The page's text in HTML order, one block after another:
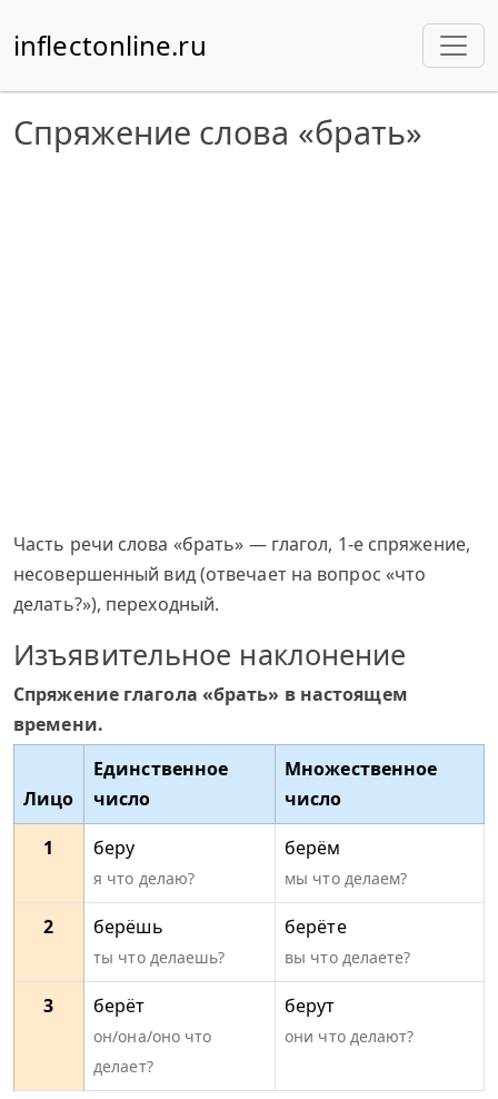
inflectonline.ru
Спряжение слова «брать»
Часть речи слова «брать» — глагол, 1-е спряжение,
несовершенный вид (отвечает на вопрос «что
делать?»), переходный.
Изъявительное наклонение
Спряжение глагола «брать» в настоящем
времени.
Лицо
Единственное
число
Множественное
число
1
беру
я что делаю?
берём
мы что делаем?
2 берёшь
ты что делаешь?
берёте
вы что делаете?
3 берёт
он/она/оно что
делает?
берут
они что делают?